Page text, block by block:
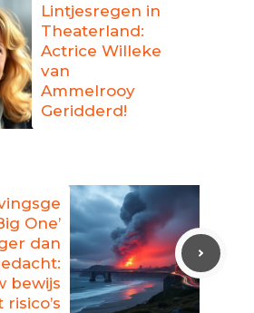
Lintjesregen in
Theaterland:
Actrice Willeke
van
Ammelrooy
Geridderd!
One’
dan
bewijs